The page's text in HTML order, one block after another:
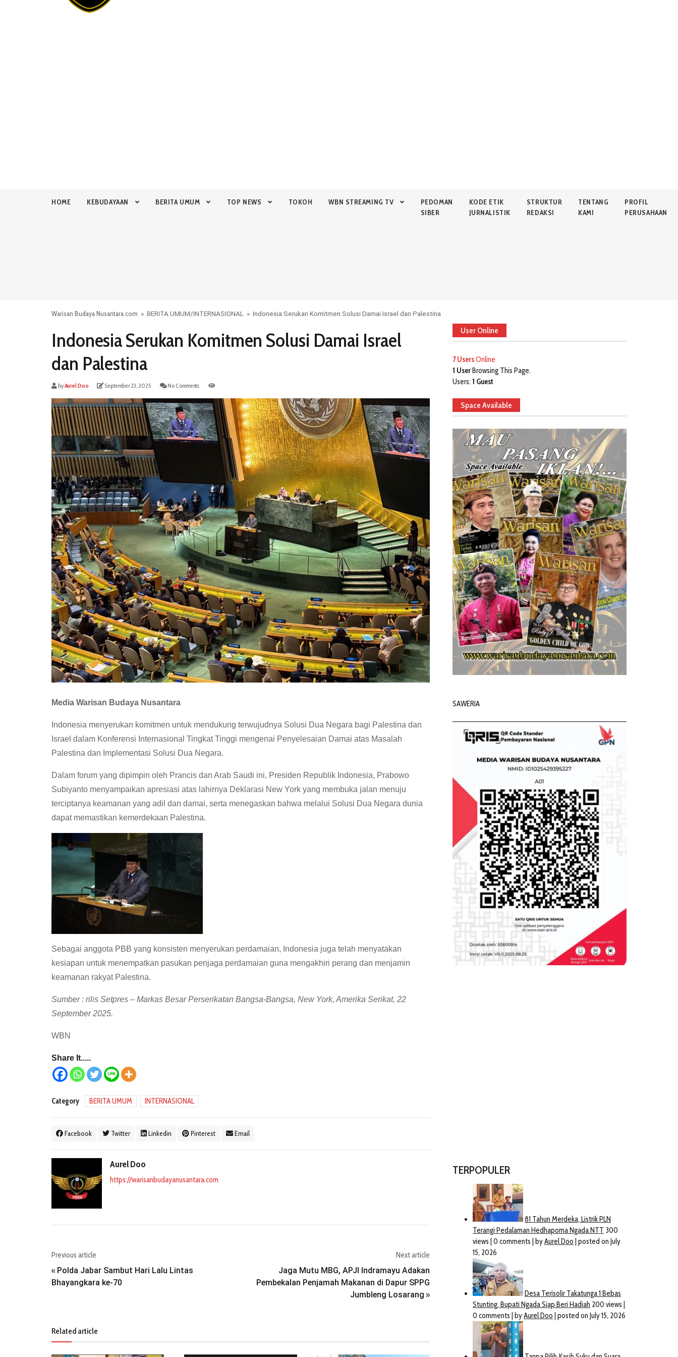
HOME KEBUDAYAAN BERITA UMUM TOP NEWS TOKOH WBN STREAMING TV
PEDOMAN
SIBER
KODE ETIK
JURNALISTIK
STRUKTUR
REDAKSI
TENTANG
KAMI
PROFIL
PERUSAHAAN
Warisan Budaya Nusantara.com » BERITA UMUM/INTERNASIONAL » Indonesia Serukan Komitmen Solusi Damai Israel dan Palestina
Indonesia Serukan Komitmen Solusi Damai Israel
dan Palestina
byAurel Doo September 23, 2025 No Comments
Media Warisan Budaya Nusantara
Indonesia menyerukan komitmen untuk mendukung terwujudnya Solusi Dua Negara bagi Palestina dan
Israel dalam Konferensi Internasional Tingkat Tinggi mengenai Penyelesaian Damai atas Masalah
Palestina dan Implementasi Solusi Dua Negara.
Dalam forum yang dipimpin oleh Prancis dan Arab Saudi ini, Presiden Republik Indonesia, Prabowo
Subiyanto menyampaikan apresiasi atas lahirnya Deklarasi New York yang membuka jalan menuju
terciptanya keamanan yang adil dan damai, serta menegaskan bahwa melalui Solusi Dua Negara dunia
dapat memastikan kemerdekaan Palestina.
Sebagai anggota PBB yang konsisten menyerukan perdamaian, Indonesia juga telah menyatakan
kesiapan untuk menempatkan pasukan penjaga perdamaian guna mengakhiri perang dan menjamin
keamanan rakyat Palestina.
Sumber : rilis Setpres – Markas Besar Perserikatan Bangsa-Bangsa, New York, Amerika Serikat, 22
September 2025.
WBN
Share It.....
Category BERITA UMUM INTERNASIONAL
Facebook Twitter Linkedin Pinterest Email
Aurel Doo
https://warisanbudayanusantara.com
Previous article
« Polda Jabar Sambut Hari Lalu Lintas
Bhayangkara ke-70
Next article
Jaga Mutu MBG, APJI Indramayu Adakan
Pembekalan Penjamah Makanan di Dapur SPPG
Jumbleng Losarang »
Related article
User Online
7 UsersOnline
1 UserBrowsing This Page.
Users: 1 Guest
Space Available
SAWERIA
TERPOPULER